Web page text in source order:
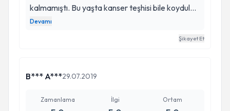
kalmamıştı. Bu yaşta kanser teşhisi bile koydular.
35 yaşındayım ve hayata yeniden tutunma mı
sağlayan Değerli Hocama teşekkürlerimi bir
Devamı
Şikayet Et
B*** A***29.07.2019
Zamanlama İlgi Ortam